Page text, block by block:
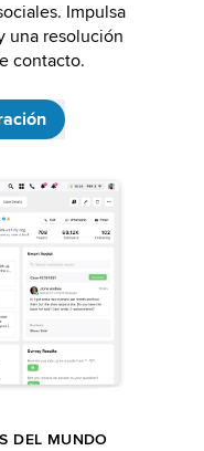
Impulsa
una resolución
contacto.
DEL MUNDO